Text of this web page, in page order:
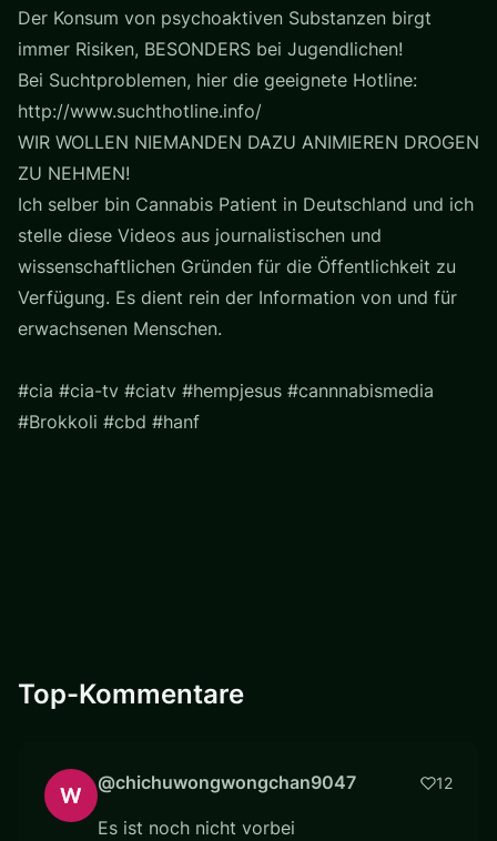
Der Konsum von psychoaktiven Substanzen birgt
immer Risiken, BESONDERS bei Jugendlichen!
Bei Suchtproblemen, hier die geeignete Hotline:
http://www.suchthotline.info/
WIR WOLLEN NIEMANDEN DAZU ANIMIEREN DROGEN
ZU NEHMEN!
Ich selber bin Cannabis Patient in Deutschland und ich
stelle diese Videos aus journalistischen und
wissenschaftlichen Gründen für die Öffentlichkeit zu
Verfügung. Es dient rein der Information von und für
erwachsenen Menschen.
#cia #cia-tv #ciatv #hempjesus #cannnabismedia
#Brokkoli #cbd #hanf
Top-Kommentare
@chichuwongwongchan9047 12
Es ist noch nicht vorbei